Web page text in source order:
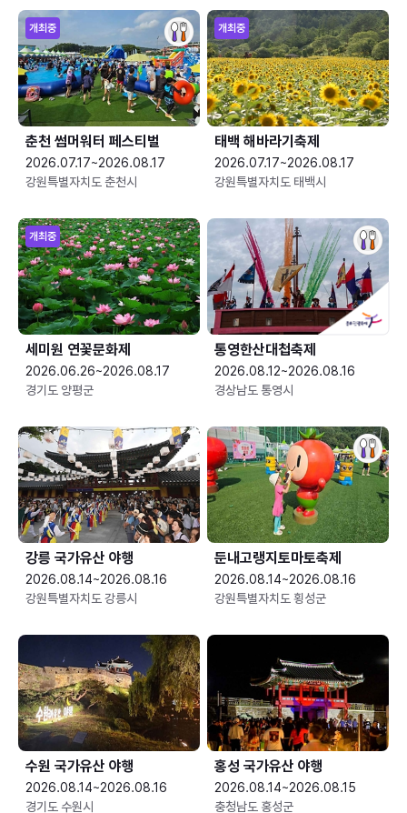
개최중
춘천 썸머워터 페스티벌
2026.07.17~2026.08.17
강원특별자치도 춘천시
개최중
태백 해바라기축제
2026.07.17~2026.08.17
강원특별자치도 태백시
개최중
세미원 연꽃문화제
2026.06.26~2026.08.17
경기도 양평군
통영한산대첩축제
2026.08.12~2026.08.16
경상남도 통영시
강릉 국가유산 야행
2026.08.14~2026.08.16
강원특별자치도 강릉시
둔내고랭지토마토축제
2026.08.14~2026.08.16
강원특별자치도 횡성군
수원 국가유산 야행
2026.08.14~2026.08.16
경기도 수원시
홍성 국가유산 야행
2026.08.14~2026.08.15
충청남도 홍성군